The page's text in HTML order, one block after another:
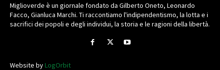
Miglioverde è un giornale fondato da Gilberto Oneto, Leonardo
Facco, Gianluca Marchi. Ti raccontiamo l'indipendentismo, la lotta e i
sacrifici dei popoli e degli individui, la storia e le ragioni della libertà.
Website byLogOrbit